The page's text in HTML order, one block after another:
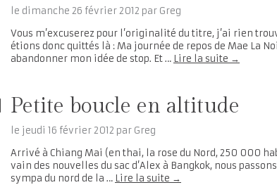
le dimanche 26 février 2012 par Greg
Vous m’excuserez pour l’originalité du titre, j’ai rien
étions donc quittés là : Ma journée de repos de Mae La
abandonner mon idée de stop. Et … Lire la suite →
Petite boucle en altitude
le jeudi 16 février 2012 par Greg
Arrivé à Chiang Mai (en thai, la rose du Nord, 250 000
vain des nouvelles du sac d’Alex à Bangkok, nous
sympa du nord de la … Lire la suite →